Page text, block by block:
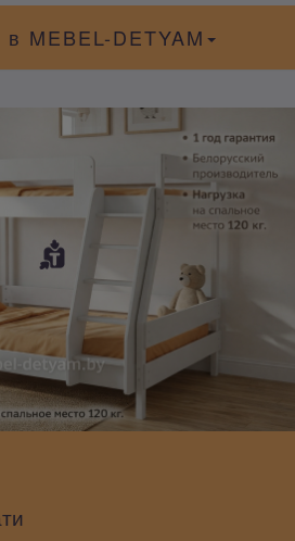
в MEBEL-DETYAM